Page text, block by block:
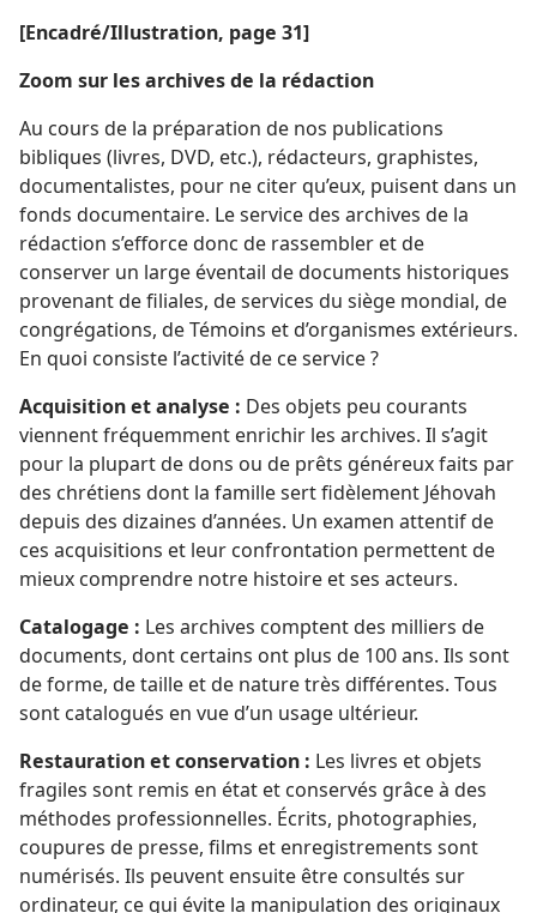
[Encadré/Illustration, page 31]
Zoom sur les archives de la rédaction
Au cours de la préparation de nos publications
bibliques (livres, DVD, etc.), rédacteurs, graphistes,
documentalistes, pour ne citer qu’eux, puisent dans un
fonds documentaire. Le service des archives de la
rédaction s’efforce donc de rassembler et de
conserver un large éventail de documents historiques
provenant de filiales, de services du siège mondial, de
congrégations, de Témoins et d’organismes extérieurs.
En quoi consiste l’activité de ce service ?
Acquisition et analyse : Des objets peu courants
viennent fréquemment enrichir les archives. Il s’agit
pour la plupart de dons ou de prêts généreux faits par
des chrétiens dont la famille sert fidèlement Jéhovah
depuis des dizaines d’années. Un examen attentif de
ces acquisitions et leur confrontation permettent de
mieux comprendre notre histoire et ses acteurs.
Catalogage : Les archives comptent des milliers de
documents, dont certains ont plus de 100 ans. Ils sont
de forme, de taille et de nature très différentes. Tous
sont catalogués en vue d’un usage ultérieur.
Restauration et conservation : Les livres et objets
fragiles sont remis en état et conservés grâce à des
méthodes professionnelles. Écrits, photographies,
coupures de presse, films et enregistrements sont
numérisés. Ils peuvent ensuite être consultés sur
ordinateur, ce qui évite la manipulation des originaux